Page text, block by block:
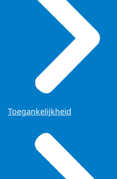
Toegankelijkheid